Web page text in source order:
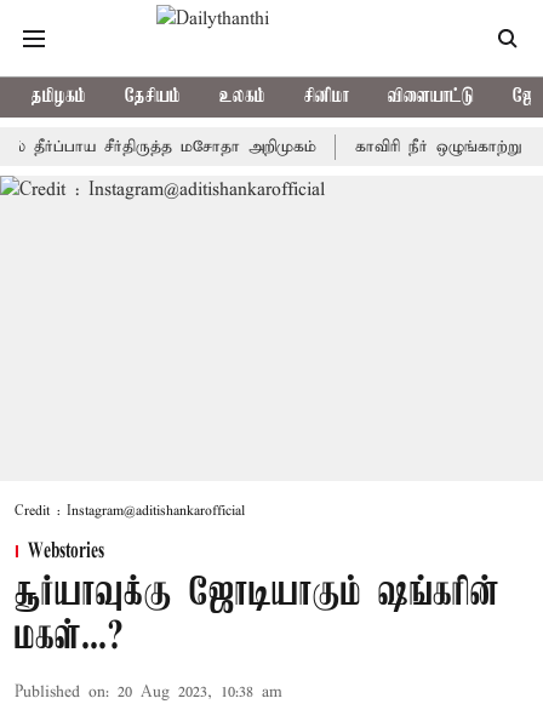
தமிழகம் தேசியம் உலகம் சினிமா விளையாட்டு
சீர்திருத்த மசோதா அறிமுகம் காவிரி நீர் ஒழுங்காற்று குழு
Credit : Instagram@aditishankarofficial
Webstories
சூர்யாவுக்கு ஜோடியாகும் ஷங்கரின்
மகள்...?
Published on: 20 Aug 2023, 10:38 am